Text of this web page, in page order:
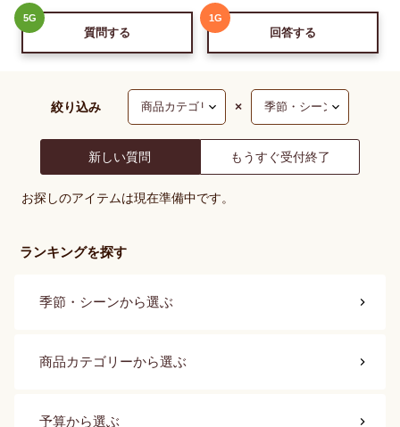
5G
質問する
1G
回答する
絞り込み ×
新しい質問 もうすぐ受付終了
お探しのアイテムは現在準備中です。
ランキングを探す
季節・シーンから選ぶ
商品カテゴリーから選ぶ
予算から選ぶ